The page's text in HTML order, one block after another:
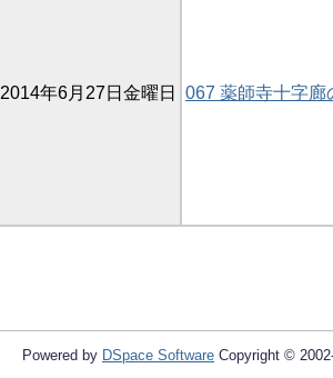
2014年6月27日金曜日 067 薬師寺十字廊
Powered by DSpace Software Copyright ©